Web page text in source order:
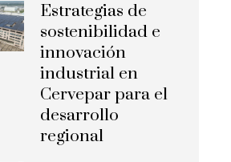
Estrategias de
sostenibilidad e
innovación
industrial en
Cervepar para el
desarrollo
regional